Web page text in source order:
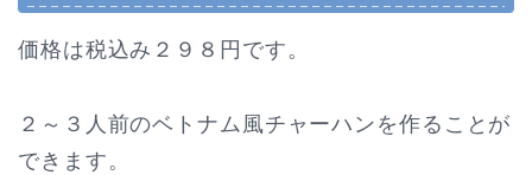
価格は税込み２９８円です。
２～３人前のベトナム風チャーハンを作ることが
できます。